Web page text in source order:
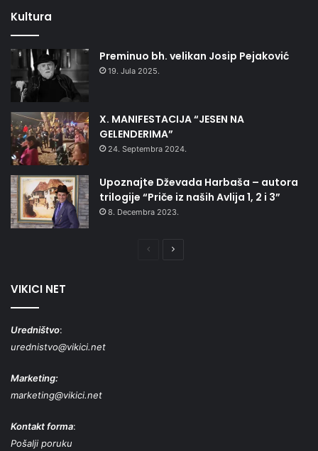
Kultura
Preminuo bh. velikan Josip Pejaković
19. Jula 2025.
X. MANIFESTACIJA “JESEN NA
GELENDERIMA”
24. Septembra 2024.
Upoznajte Dževada Harbaša – autora
trilogije “Priče iz naših Avlija 1, 2 i 3”
8. Decembra 2023.
PrethodnaNaredna
VIKICI NET
Uredništvo:
urednistvo@vikici.net
Marketing:
marketing@vikici.net
Kontakt forma:
Pošalji poruku